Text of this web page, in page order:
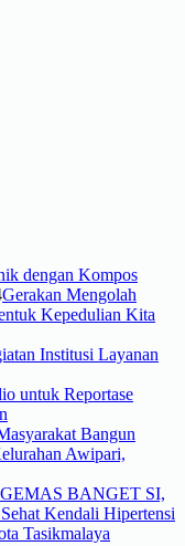
Gerakan Mengolah
Kepedulian Kita
untuk Reportase
GEMAS BANGET SI,
Kendali Hipertensi
Tasikmalaya